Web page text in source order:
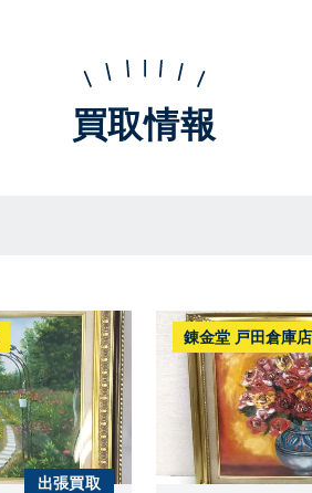
買取情報
出張買取
錬金堂 戸田倉庫店